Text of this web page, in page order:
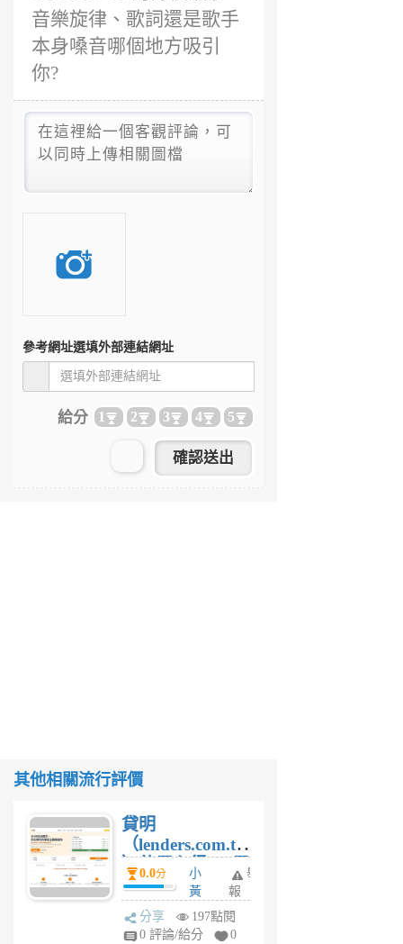
音樂旋律、歌詞還是歌手
本身嗓音哪個地方吸引
你?
參考網址選填外部連結網址
給分 1 2 3 4 5
其他相關流行評價
貸明
（lenders.com.tw
）使用心得 — 民
間貸款比較平台
體驗
0.0分
小
黃
蜂
1
舉
報
分享
197點閱
0 評論/給分
0